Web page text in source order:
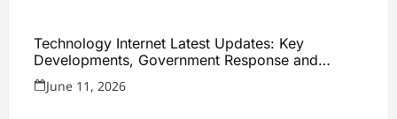
Technology Internet Latest Updates: Key
Developments, Government Response and
Expert Analysis
June 11, 2026